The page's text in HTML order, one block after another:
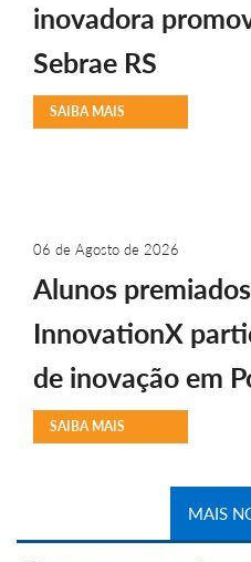
inovadora
Sebrae RS
SAIBA MAIS
06 de Agosto de 2026
Alunos
InnovationX
de inovação em
SAIBA MAIS
MAIS